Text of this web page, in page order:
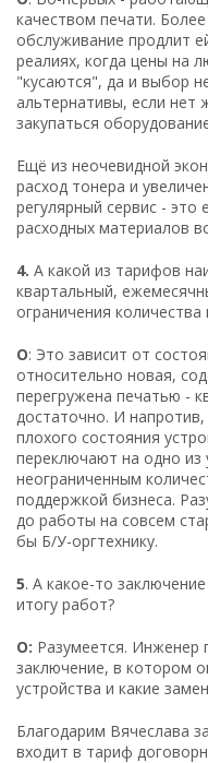
качеством печати.
обслуживание продлит
реалиях, когда цены на
"кусаются", да и выбор
альтернативы, если нет
закупаться
Ещё из неочевидной
расход тонера и
регулярный сервис - это
расходных материалов
4. А какой из тарифов
квартальный,
ограничения
О: Это зависит от
относительно новая,
перегружена печатью -
достаточно. И
плохого состояния
переключают на одно из
неограниченным
поддержкой бизнеса.
до работы на совсем
бы Б/У-оргтехнику.
5. А какое-то
итогу работ?
О: Разумеется. Инженер
заключение, в котором
устройства и какие
Благодарим Вячеслава
входит в тариф